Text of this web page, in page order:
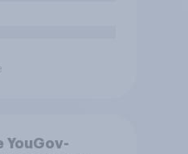
YouGov-